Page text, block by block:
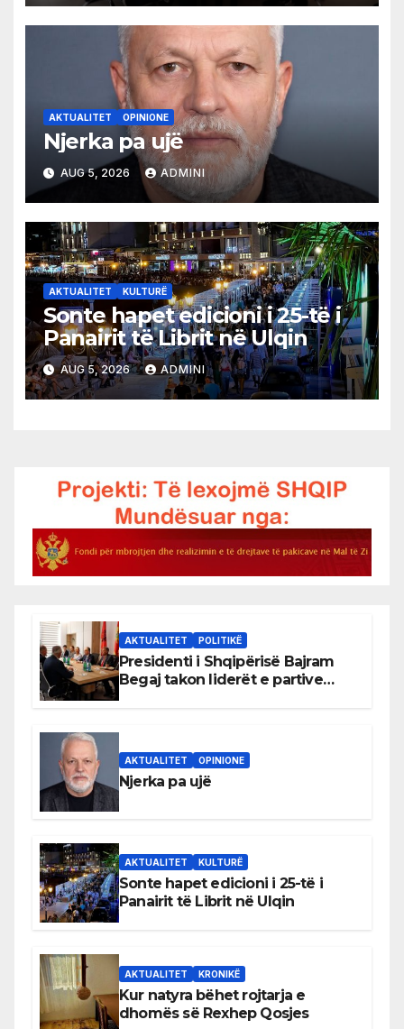
AKTUALITET OPINIONE
Njerka pa ujë
AUG 5, 2026 ADMINI
AKTUALITET KULTURË
Sonte hapet edicioni i 25-të i
Panairit të Librit në Ulqin
AUG 5, 2026 ADMINI
AKTUALITET POLITIKË
Presidenti i Shqipërisë Bajram
Begaj takon liderët e partive
AKTUALITET OPINIONE
Njerka pa ujë
AKTUALITET KULTURË
Sonte hapet edicioni i 25-të i
Panairit të Librit në Ulqin
AKTUALITET KRONIKË
Kur natyra bëhet rojtarja e
dhomës së Rexhep Qosjes